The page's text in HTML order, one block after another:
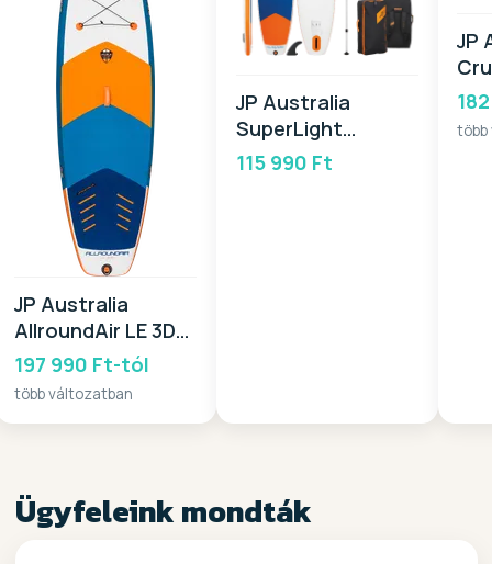
JP Australia
AllroundAir LE 3DS
2025
197 990 Ft-tól
több változatban
JP Australia
SuperLight
PACKAGE 10,6 Alu
115 990 Ft
JP
Ügyfeleink mondták